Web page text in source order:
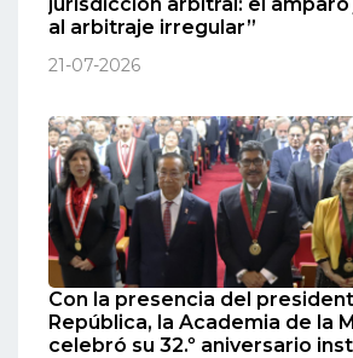
al arbitraje irregular”
21-07-2026
Con la presencia del
República, la Academia de la
celebró su 32.º aniversario